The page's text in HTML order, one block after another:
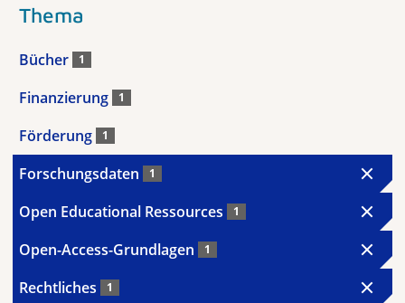
Thema
Bücher 1
Finanzierung 1
Förderung 1
Forschungsdaten 1
Open Educational Ressources 1
Open-Access-Grundlagen 1
Rechtliches 1